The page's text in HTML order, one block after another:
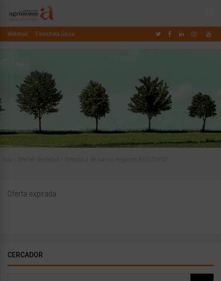
Webmail Finestreta única
Oferta expirada
CERCADOR